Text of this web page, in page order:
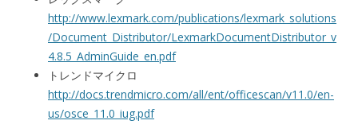
http://www.lexmark.com/publications/lexmark_solutions
/Document_Distributor/LexmarkDocumentDistributor_v
4.8.5_AdminGuide_en.pdf
トレンドマイクロ
http://docs.trendmicro.com/all/ent/officescan/v11.0/en-
us/osce_11.0_iug.pdf